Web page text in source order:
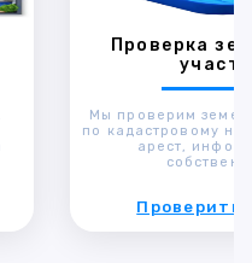
Проверка
Мы проверим
по кадастровому
арест,
Проверить